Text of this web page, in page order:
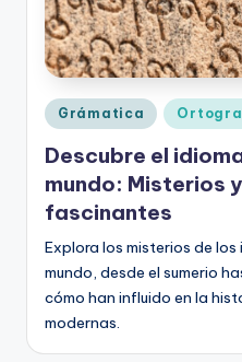
r
a
fí
a
y
e
d
u
c
Publicado
en
Grámatica
Descubre el
mundo: Misterios
fascinantes
Explora los misterios de
mundo, desde el sumerio
cómo han influido en la
modernas.